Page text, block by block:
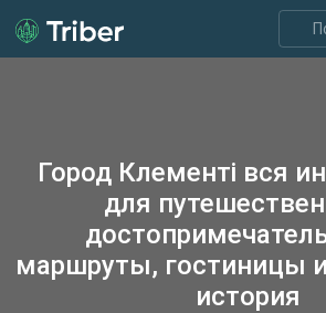
Город Клементі вся
для
маршруты, гостиницы
история